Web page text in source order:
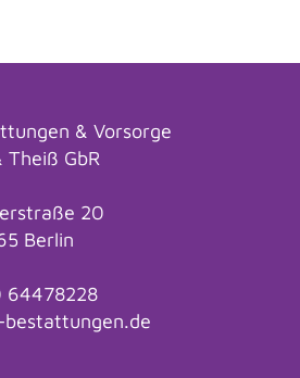
& Vorsorge
Theiß GbR
20
Berlin
64478228